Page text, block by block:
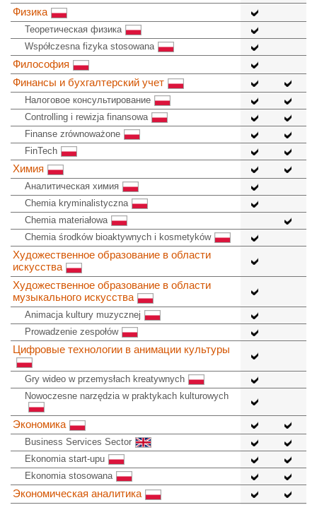
Физика
Теоретическая физика
Współczesna fizyka stosowana
Философия
Финансы и бухгалтерский учет
Налоговое консультирование
Controlling i rewizja finansowa
Finanse zrównoważone
FinTech
Химия
Аналитическая химия
Chemia kryminalistyczna
Chemia materiałowa
Chemia środków bioaktywnych i kosmetyków
Художественное образование в области
искусства
Художественное образование в области
музыкального искусства
Animacja kultury muzycznej
Prowadzenie zespołów
Цифровые технологии в анимации культуры
Gry wideo w przemysłach kreatywnych
Nowoczesne narzędzia w praktykach kulturowych
Экономика
Business Services Sector
Ekonomia start-upu
Ekonomia stosowana
Экономическая аналитика